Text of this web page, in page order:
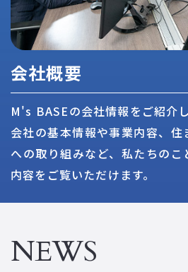
会社概要
M's BASEの会社情報をご紹介し
会社の基本情報や事業内容、
への取り組みなど、私たちのこ
内容をご覧いただけます。
NEWS